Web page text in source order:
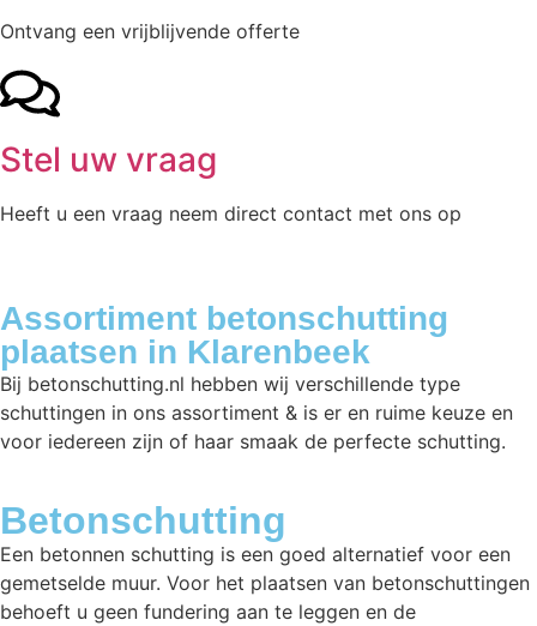
Ontvang een vrijblijvende offerte
Stel uw vraag
Heeft u een vraag neem direct contact met ons op
Assortiment betonschutting
plaatsen in Klarenbeek
Bij betonschutting.nl hebben wij verschillende type
schuttingen in ons assortiment & is er en ruime keuze en
voor iedereen zijn of haar smaak de perfecte schutting.
Betonschutting
Een betonnen schutting is een goed alternatief voor een
gemetselde muur. Voor het plaatsen van betonschuttingen
behoeft u geen fundering aan te leggen en de